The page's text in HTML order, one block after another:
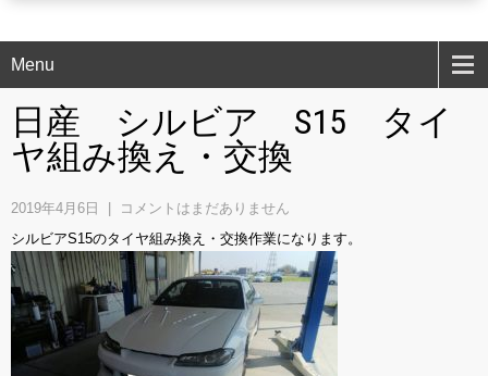
Menu
日産 シルビア S15 タイ
ヤ組み換え・交換
2019年4月6日
コメントはまだありません
シルビアS15のタイヤ組み換え・交換作業になります。